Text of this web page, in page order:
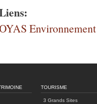
Environnement
TOURISME
3 Grands Sites